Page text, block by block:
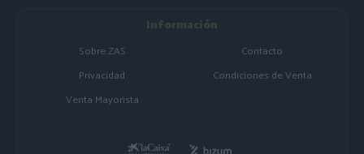
Información
Sobre ZAS
Contacto
Privacidad
Condiciones de Venta
Venta Mayorista